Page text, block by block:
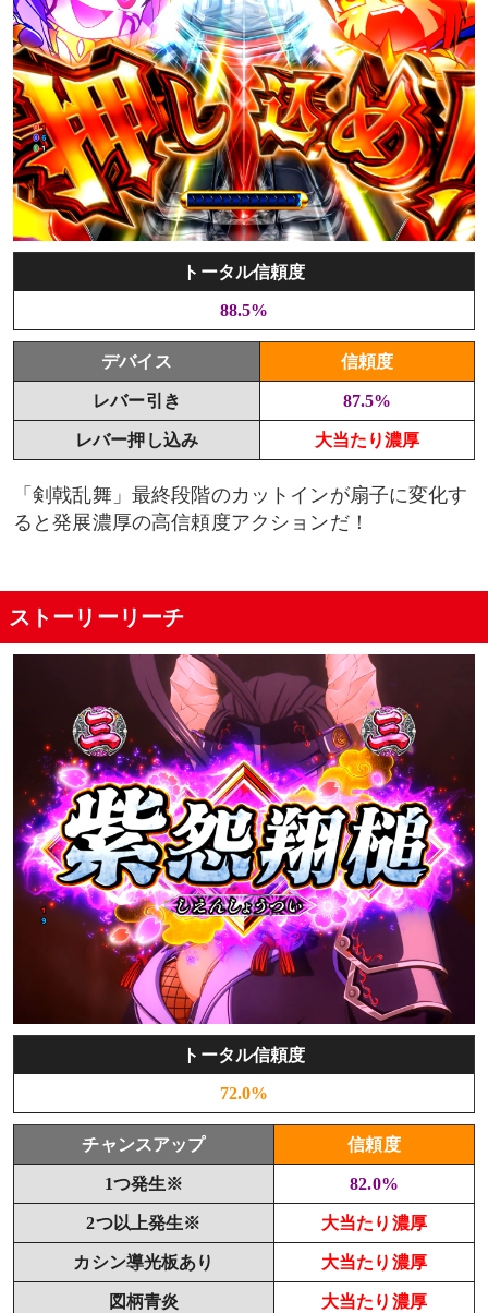
トータル信頼度
88.5%
デバイス 信頼度
レバー引き 87.5%
レバー押し込み 大当たり濃厚
「剣戟乱舞」最終段階のカットインが扇子に変化す
ると発展濃厚の高信頼度アクションだ！
ストーリーリーチ
トータル信頼度
72.0%
チャンスアップ 信頼度
1つ発生※ 82.0%
2つ以上発生※ 大当たり濃厚
カシン導光板あり 大当たり濃厚
図柄青炎 大当たり濃厚